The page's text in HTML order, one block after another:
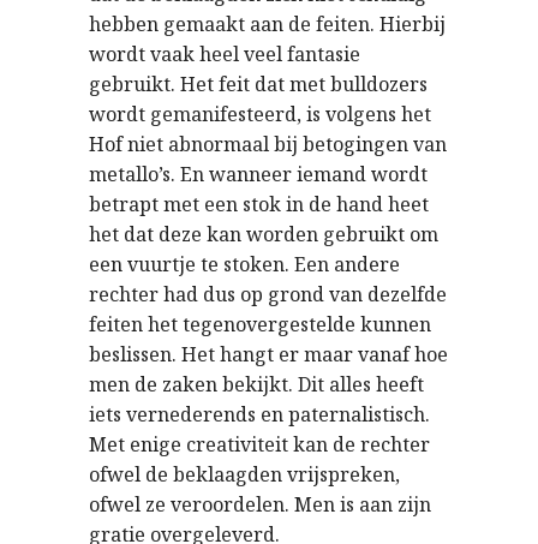
hebben gemaakt aan de feiten. Hierbij
wordt vaak heel veel fantasie
gebruikt. Het feit dat met bulldozers
wordt gemanifesteerd, is volgens het
Hof niet abnormaal bij betogingen van
metallo’s. En wanneer iemand wordt
betrapt met een stok in de hand heet
het dat deze kan worden gebruikt om
een vuurtje te stoken. Een andere
rechter had dus op grond van dezelfde
feiten het tegenovergestelde kunnen
beslissen. Het hangt er maar vanaf hoe
men de zaken bekijkt. Dit alles heeft
iets vernederends en paternalistisch.
Met enige creativiteit kan de rechter
ofwel de beklaagden vrijspreken,
ofwel ze veroordelen. Men is aan zijn
gratie overgeleverd.